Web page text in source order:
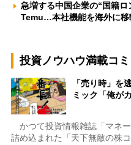
急増する中国企業の“国籍
Temu…本社機能を海外に
投資ノウハウ満載コ
「売り時」
ミック「俺が
かつて投資情報雑誌「マネ
詰め込まれた「天下無敵の株